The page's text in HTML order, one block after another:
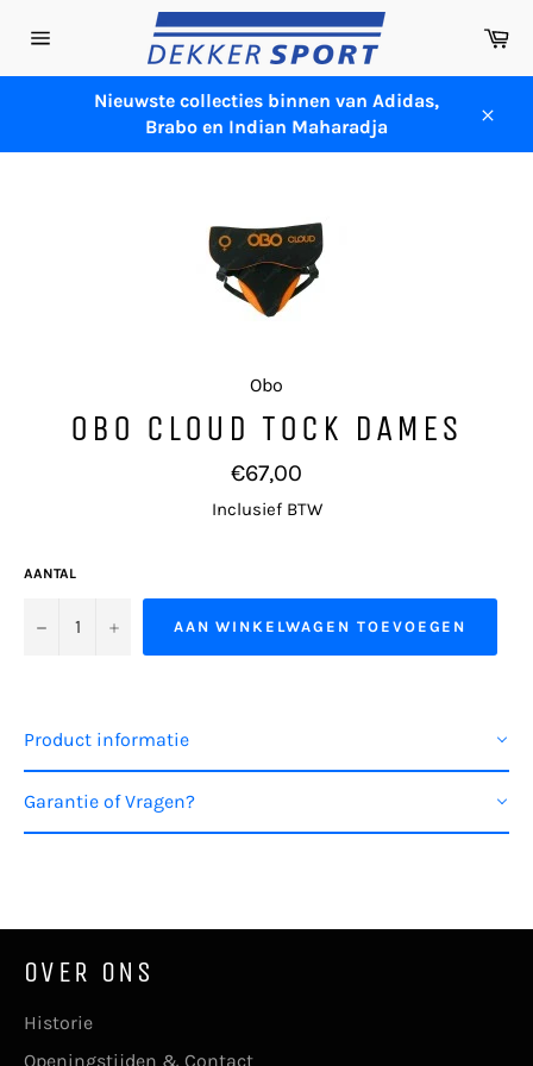
naar
Sitenavigatie
Nieuwste collecties binnen van Adidas,
Brabo en Indian Maharadja
Obo
OBO CLOUD TOCK DAMES
Normale
prijs
€67,00
Inclusief BTW
AANTAL
− + AAN WINKELWAGEN TOEVOEGEN
Product informatie
Garantie of Vragen?
OVER ONS
Historie
Openingstijden & Contact